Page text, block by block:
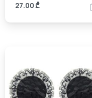
27.00₾